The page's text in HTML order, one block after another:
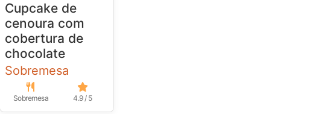
Cupcake de
cenoura com
cobertura de
chocolate
Sobremesa
Sobremesa 4.9 / 5